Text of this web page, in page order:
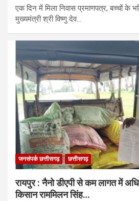
एक दिन में मिला निवास प्रमाणपत्र, बच्चों के
मुख्यमंत्री श्री विष्णु देव…
जनसंपर्क छत्तीसगढ़ छत्तीसगढ़
रायपुर : नैनो डीएपी से कम लागत में
किसान राममिलन सिंह…